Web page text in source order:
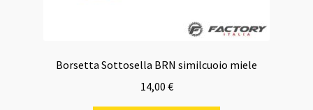
Borsetta Sottosella BRN similcuoio miele
14,00 €